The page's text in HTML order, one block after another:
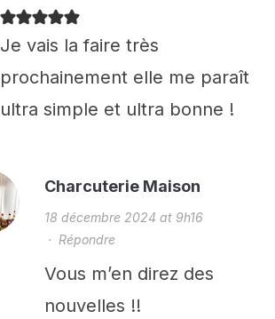
Je vais la faire très
prochainement elle me paraît
ultra simple et ultra bonne !
Charcuterie Maison
18 décembre 2024 at 9h16
· Répondre
Vous m’en direz des
nouvelles !!